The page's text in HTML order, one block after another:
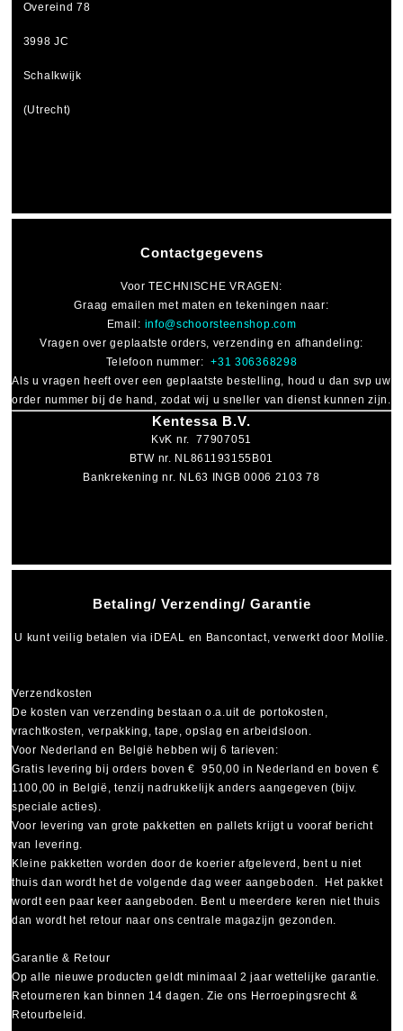
Betaling/ Verzending/ Garantie
U kunt veilig betalen viaiDEAL en Bancontact, verwerkt door Mollie.
Verzendkosten
De kosten van verzending bestaan o.a.uit de portokosten,
vrachtkosten, verpakking, tape, opslag en arbeidsloon.
Voor Nederland en België hebben wij 6 tarieven:
Gratis levering bij orders boven € 950,00 in Nederland en boven €
1100,00 in België, tenzij nadrukkelijk anders aangegeven (bijv.
speciale acties).
Voor levering van grote pakketten en pallets krijgt u vooraf bericht
van levering.
Kleine pakketten worden door de koerier afgeleverd, bent u niet
thuis dan wordt het de volgende dag weer aangeboden. Het pakket
wordt een paar keer aangeboden. Bent u meerdere keren niet thuis
dan wordt het retour naar ons centrale magazijn gezonden.
Garantie & Retour
Op alle nieuwe producten geldt minimaal2 jaar wettelijke garantie.
Retourneren kan binnen 14 dagen. Zie ons Herroepingsrecht &
Retourbeleid.
Contactgegevens
VoorTECHNISCHE VRAGEN :
Graag emailen met maten en tekeningen naar:
Email: info@schoorsteenshop.com
Vragen over geplaatste orders, verzending en afhandeling:
Telefoon nummer:+31 306368298
Als u vragen heeft over een geplaatste bestelling, houd u dan svp uw
order nummer bij de hand, zodat wij u sneller van dienst kunnen zijn.
Kentessa B.V.
KvK nr. 77907051
BTW nr. NL861193155B01
Bankrekening nr. NL63 INGB 0006 2103 78
Overeind 78
3998 JC
Schalkwijk
(Utrecht)